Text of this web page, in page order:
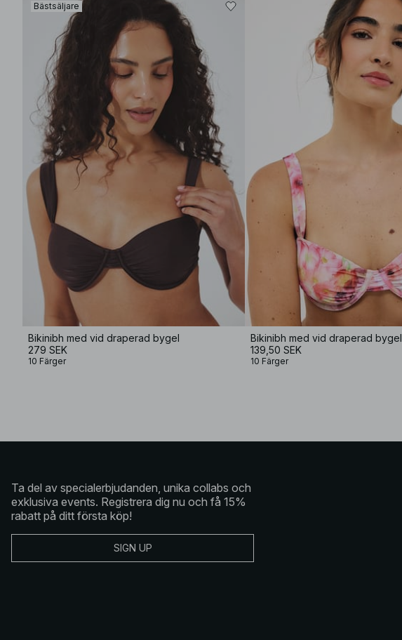
Bästsäljare
Bikinibh med vid draperad bygel
279 SEK
10 Färger
Bikinibh med vid draperad bygel
139,50 SEK
10 Färger
Ta del av specialerbjudanden, unika collabs och
exklusiva events. Registrera dig nu och få 15%
rabatt på ditt första köp!
SIGN UP